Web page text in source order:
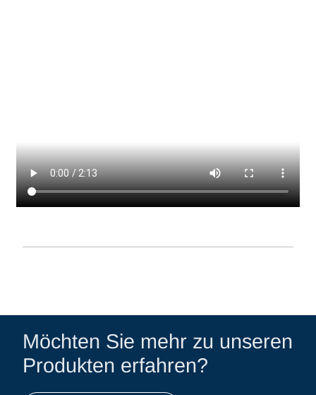
Möchten Sie mehr zu unseren
Produkten erfahren?